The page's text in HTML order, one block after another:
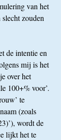
van het
zouden
de intentie en
mij is het
over het
100+% voor’.
te
(zoals
wordt de
lijkt het te